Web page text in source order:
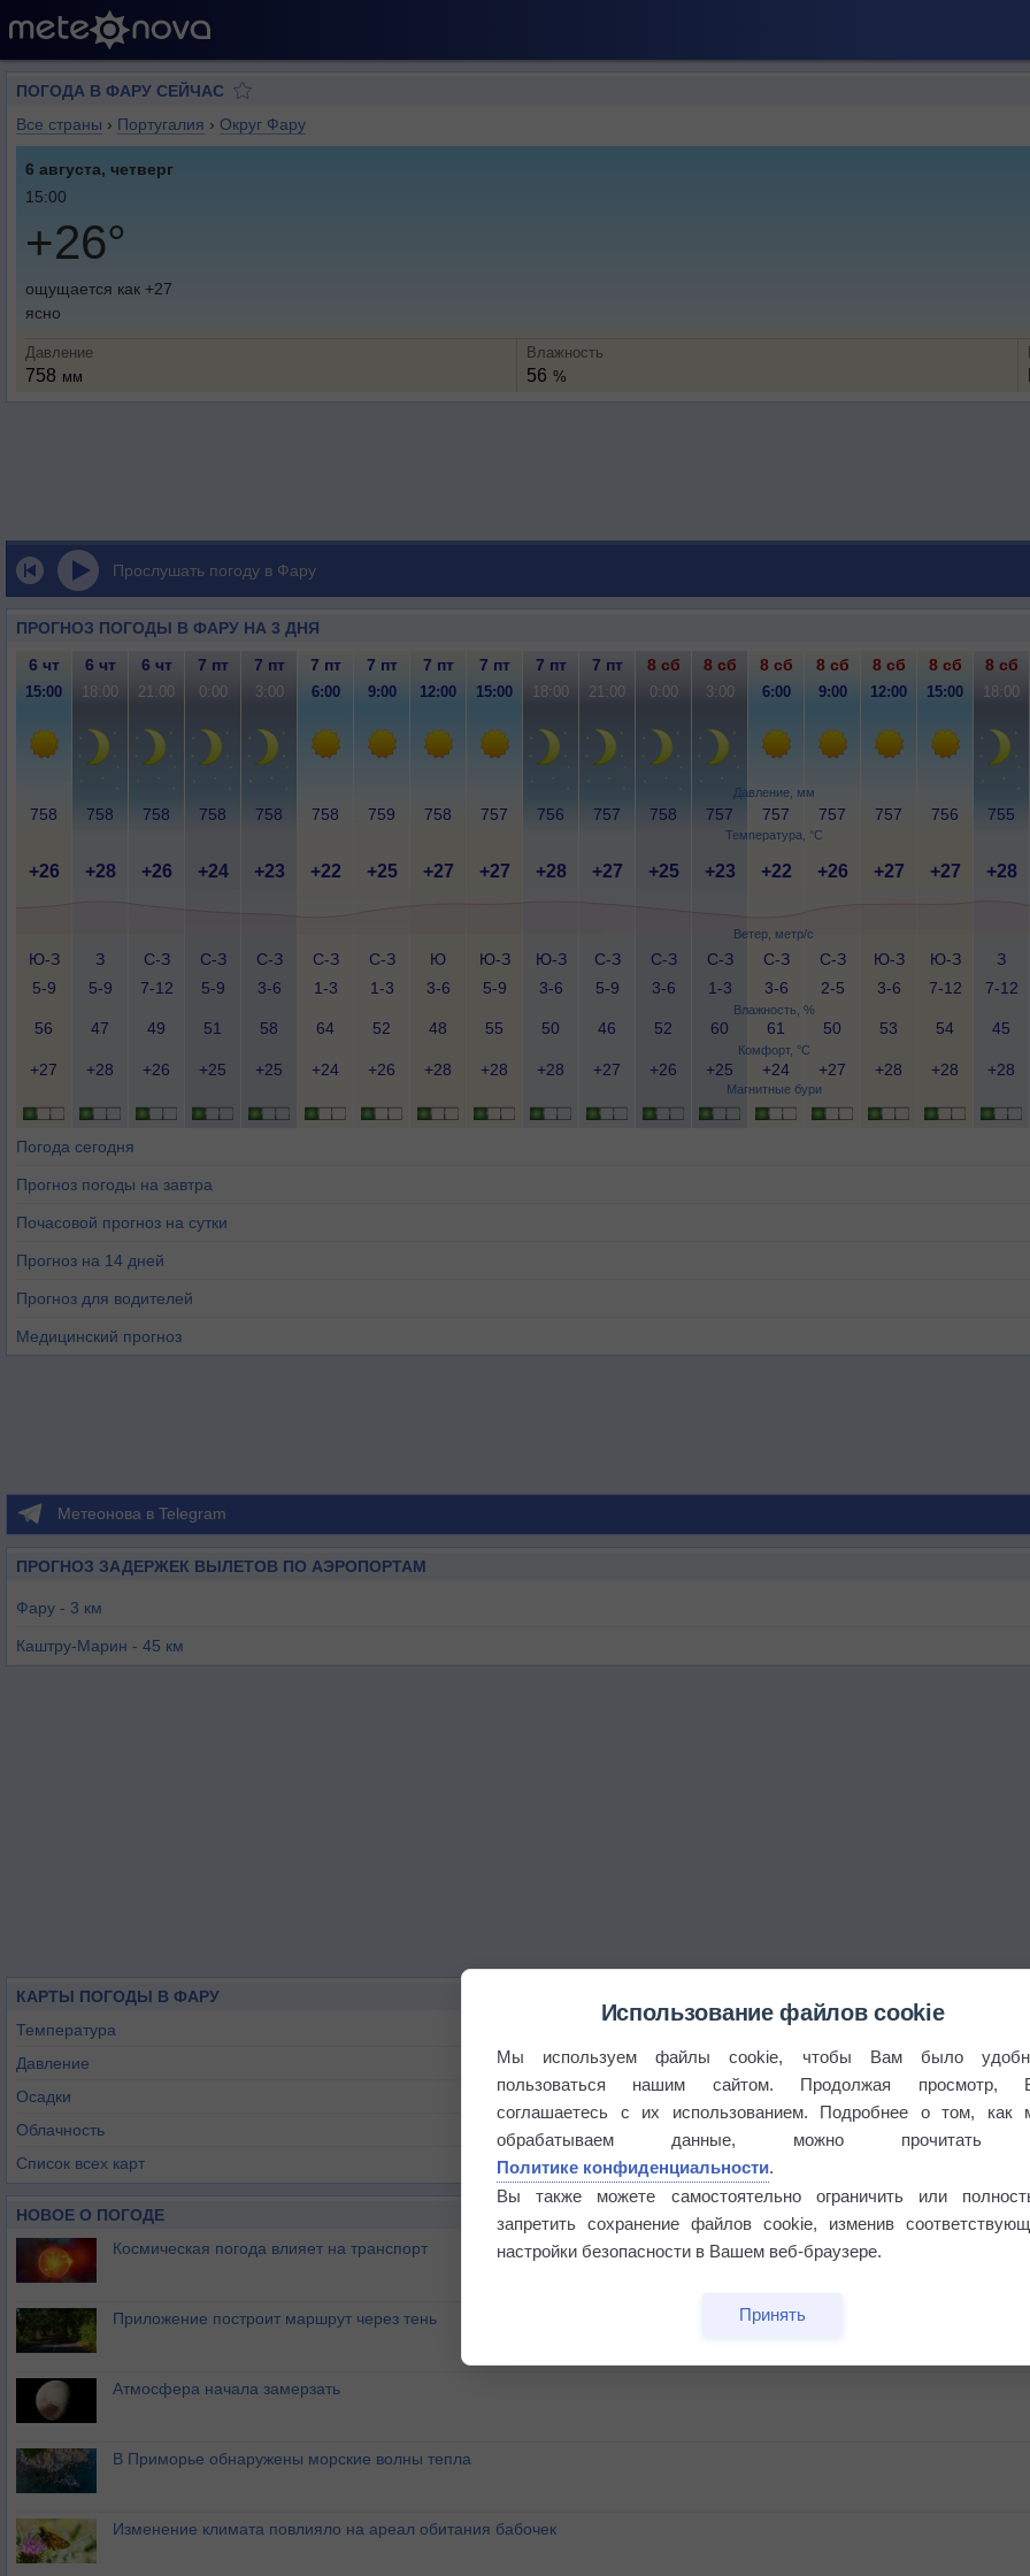
ПОГОДА В ФАРУ СЕЙЧАС
Все страны › Португалия › Округ Фару
6 августа, четверг
15:00
+26°
ощущается как +27
ясно
Давление
758 мм
Влажность
56 %
Прослушать погоду в Фару
ПРОГНОЗ ПОГОДЫ В ФАРУ НА 3 ДНЯ
Давление, мм
Температура, °C
Ветер, метр/с
Влажность, %
Комфорт, °C
Магнитные бури
6 чт 6 чт 6 чт 7 пт 7 пт 7 пт 7 пт 7 пт 7 пт 7 пт 7 пт 8 сб 8 сб 8 сб 8 сб 8 сб 8 сб 8 сб
15:00 18:00 21:00 0:00 3:00 6:00 9:00 12:00 15:00 18:00 21:00 0:00 3:00 6:00 9:00 12:00 15:00 18:00
758 758 758 758 758 758 759 758 757 756 757 758 757 757 757 757 756 755
+26 +28 +26 +24 +23 +22 +25 +27 +27 +28 +27 +25 +23 +22 +26 +27 +27 +28
Ю-З
5-9
З
5-9
С-З
7-12
С-З
5-9
С-З
3-6
С-З
1-3
С-З
1-3
Ю
3-6
Ю-З
5-9
Ю-З
3-6
С-З
5-9
С-З
3-6
С-З
1-3
С-З
3-6
С-З
2-5
Ю-З
3-6
Ю-З
7-12
З
7-12
56 47 49 51 58 64 52 48 55 50 46 52 60 61 50 53 54 45
+27 +28 +26 +25 +25 +24 +26 +28 +28 +28 +27 +26 +25 +24 +27 +28 +28 +28
Погода сегодня
Прогноз погоды на завтра
Почасовой прогноз на сутки
Прогноз на 14 дней
Прогноз для водителей
Медицинский прогноз
Метеонова в Telegram
ПРОГНОЗ ЗАДЕРЖЕК ВЫЛЕТОВ ПО АЭРОПОРТАМ
Фару - 3 км
Каштру-Марин - 45 км
КАРТЫ ПОГОДЫ В ФАРУ
Температура
Давление
Осадки
Облачность
Список всех карт
НОВОЕ О ПОГОДЕ
Космическая погода влияет на транспорт
Приложение построит маршрут через тень
Атмосфера начала замерзать
В Приморье обнаружены морские волны тепла
Изменение климата повлияло на ареал обитания бабочек
Использование файлов cookie
Мы используем файлы cookie, чтобы Вам было
пользоваться нашим сайтом. Продолжая просмотр,
соглашаетесь с их использованием. Подробнее о том, как
обрабатываем данные, можно прочитать
Политике конфиденциальности.
Вы также можете самостоятельно ограничить или
запретить сохранение файлов cookie, изменив
настройки безопасности в Вашем веб-браузере.
Принять